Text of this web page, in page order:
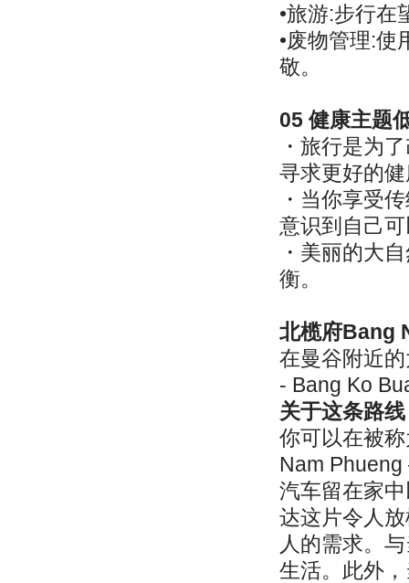
•旅游:步行在
•废物管理:使
敬。
05 健康主题
・旅行是为
寻求更好的
・当你享受
意识到自己
・美丽的大
衡。
北榄府Bang
在曼谷附近
- Bang Ko
关于这条路线
你可以在被
Nam
汽车留在家
达这片令人
人的需求。
生活。此外